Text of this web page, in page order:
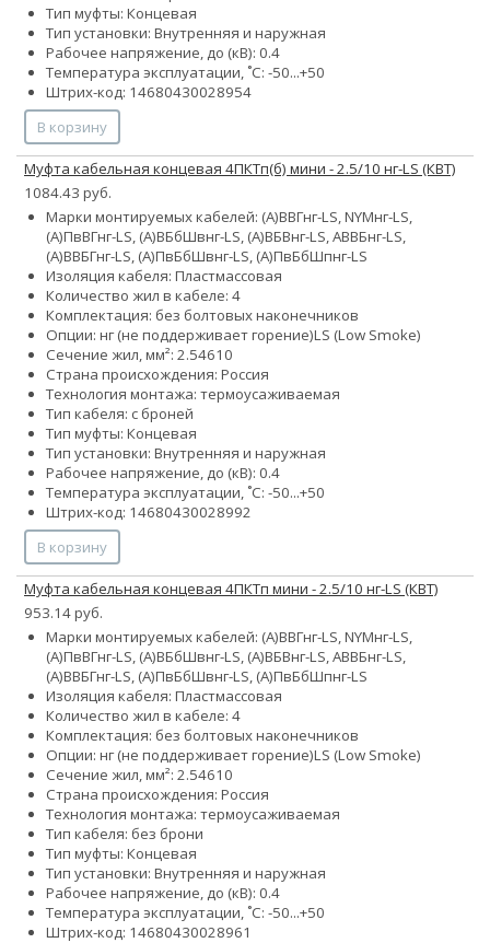
Тип муфты: Концевая
Тип установки: Внутренняя и наружная
Рабочее напряжение, до (кВ): 0.4
Температура эксплуатации, ˚С: -50...+50
Штрих-код: 14680430028954
В корзину
Муфта кабельная концевая 4ПКТп(б) мини - 2.5/10 нг-LS (КВТ)
1084.43 руб.
Марки монтируемых кабелей: (А)ВВГнг-LS, NYMнг-LS,
(А)ПвВГнг-LS, (А)ВБбШвнг-LS, (А)ВБВнг-LS, АВВБнг-LS,
(А)ВВБГнг-LS, (А)ПвБбШвнг-LS, (А)ПвБбШпнг-LS
Изоляция кабеля: Пластмассовая
Количество жил в кабеле: 4
Комплектация: без болтовых наконечников
Опции: нг (не поддерживает горение)LS (Low Smoke)
Сечение жил, мм²: 2.54610
Страна происхождения: Россия
Технология монтажа: термоусаживаемая
Тип кабеля: с броней
Тип муфты: Концевая
Тип установки: Внутренняя и наружная
Рабочее напряжение, до (кВ): 0.4
Температура эксплуатации, ˚С: -50...+50
Штрих-код: 14680430028992
В корзину
Муфта кабельная концевая 4ПКТп мини - 2.5/10 нг-LS (КВТ)
953.14 руб.
Марки монтируемых кабелей: (А)ВВГнг-LS, NYMнг-LS,
(А)ПвВГнг-LS, (А)ВБбШвнг-LS, (А)ВБВнг-LS, АВВБнг-LS,
(А)ВВБГнг-LS, (А)ПвБбШвнг-LS, (А)ПвБбШпнг-LS
Изоляция кабеля: Пластмассовая
Количество жил в кабеле: 4
Комплектация: без болтовых наконечников
Опции: нг (не поддерживает горение)LS (Low Smoke)
Сечение жил, мм²: 2.54610
Страна происхождения: Россия
Технология монтажа: термоусаживаемая
Тип кабеля: без брони
Тип муфты: Концевая
Тип установки: Внутренняя и наружная
Рабочее напряжение, до (кВ): 0.4
Температура эксплуатации, ˚С: -50...+50
Штрих-код: 14680430028961